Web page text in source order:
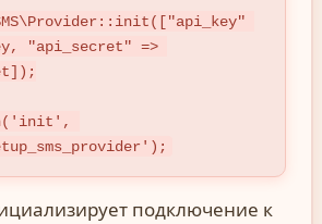
"api_secret" =>
подключение к